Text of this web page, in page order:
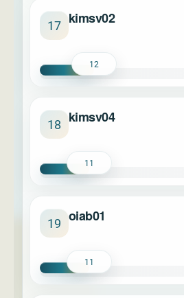
17 kimsv02
12
18 kimsv04
11
19 oiab01
11